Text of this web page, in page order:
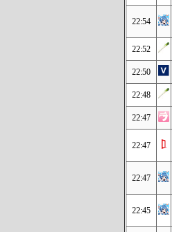
22:54
22:52
22:50
22:48
22:47
22:47
22:47
22:45